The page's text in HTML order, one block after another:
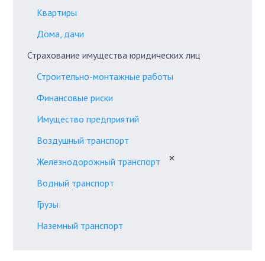
Квартиры
Дома, дачи
Страхование имущества юридических лиц
Строительно-монтажные работы
Финансовые риски
Имущество предприятий
Воздушный транспорт
Железнодорожный транспорт
✕
Водный транспорт
Грузы
Наземный транспорт